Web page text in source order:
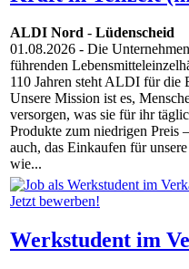
ALDI Nord - Lüdenscheid
01.08.2026 - Die
führenden
110 Jahren steht ALDI für die
Unsere Mission ist es,
versorgen, was sie für ihr
Produkte zum niedrigen Preis
auch, das Einkaufen für
wie...
Werkstudent im